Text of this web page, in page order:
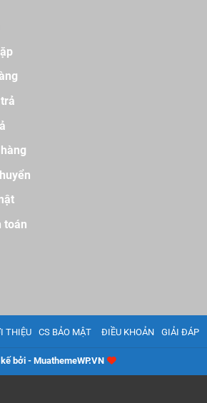
toán
THIỆU CS BẢO MẬT ĐIỀU KHOẢN GIẢI ĐÁP
bởi - MuathemeWP.VN